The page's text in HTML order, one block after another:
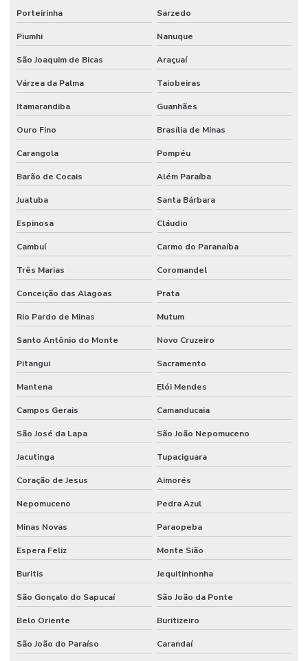
Porteirinha Sarzedo
Piumhi Nanuque
São Joaquim de Bicas Araçuaí
Várzea da Palma Taiobeiras
Itamarandiba Guanhães
Ouro Fino Brasília de Minas
Carangola Pompéu
Barão de Cocais Além Paraíba
Juatuba Santa Bárbara
Espinosa Cláudio
Cambuí Carmo do Paranaíba
Três Marias Coromandel
Conceição das Alagoas Prata
Rio Pardo de Minas Mutum
Santo Antônio do Monte Novo Cruzeiro
Pitangui Sacramento
Mantena Elói Mendes
Campos Gerais Camanducaia
São José da Lapa São João Nepomuceno
Jacutinga Tupaciguara
Coração de Jesus Aimorés
Nepomuceno Pedra Azul
Minas Novas Paraopeba
Espera Feliz Monte Sião
Buritis Jequitinhonha
São Gonçalo do Sapucaí São João da Ponte
Belo Oriente Buritizeiro
São João do Paraíso Carandaí